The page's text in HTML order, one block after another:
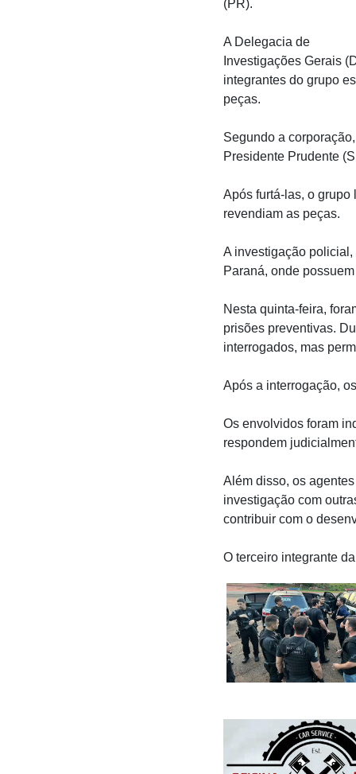
(PR).
A Delegacia de
Investigações Gerais
integrantes do grupo
peças.
Segundo a
Presidente Prudente
Após furtá-las, o
revendiam as peças.
A investigação
Paraná, onde
Nesta quinta-feira,
prisões preventivas.
interrogados, mas
Após a interrogação,
Os envolvidos foram
respondem
Além disso, os
investigação com
contribuir com o
O terceiro integrante